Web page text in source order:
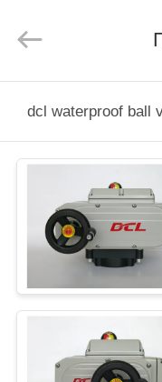
ПРОДУКТЫ
Rights
dcl waterproof ball